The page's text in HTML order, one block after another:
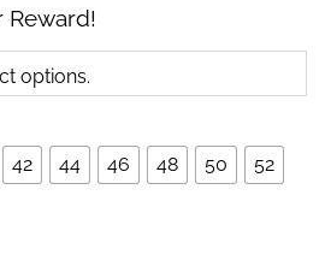
Reward!
options.
42 44 46 48 50
52